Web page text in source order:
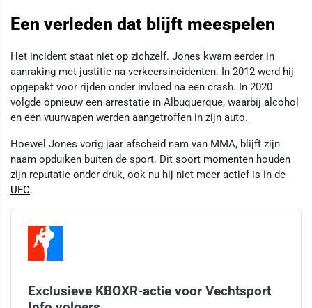
Een verleden dat blijft meespelen
Het incident staat niet op zichzelf. Jones kwam eerder in
aanraking met justitie na verkeersincidenten. In 2012 werd hij
opgepakt voor rijden onder invloed na een crash. In 2020
volgde opnieuw een arrestatie in Albuquerque, waarbij alcohol
en een vuurwapen werden aangetroffen in zijn auto.
Hoewel Jones vorig jaar afscheid nam van MMA, blijft zijn
naam opduiken buiten de sport. Dit soort momenten houden
zijn reputatie onder druk, ook nu hij niet meer actief is in de
UFC.
Exclusieve KBOXR-actie voor Vechtsport